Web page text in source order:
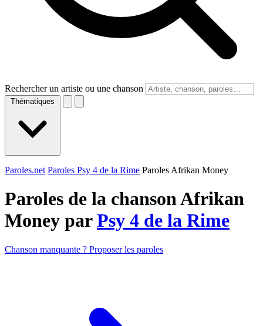
Rechercher un artiste ou une chanson
Thématiques
Paroles.net Paroles Psy 4 de la Rime Paroles Afrikan Money
Paroles de la chanson Afrikan
Money parPsy 4 de la Rime
Chanson manquante ? Proposer les paroles